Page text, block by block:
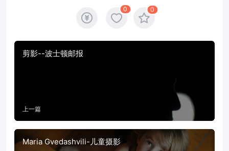
0 0
剪影--波士顿邮报
上一篇
Maria Gvedashvili-儿童摄影